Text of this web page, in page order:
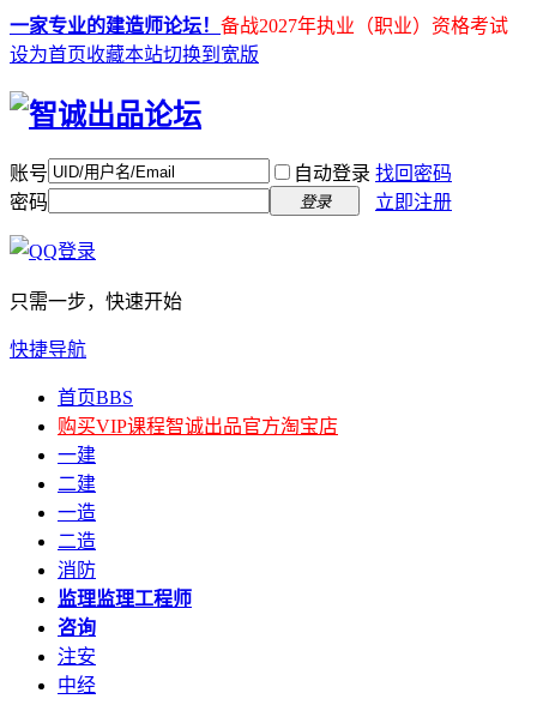
一家专业的建造师论坛！ 备战2027年执业（职业）资格考试
设为首页收藏本站切换到宽版
账号 自动登录 找回密码
密码
登录 立即注册
只需一步，快速开始
快捷导航
首页BBS
购买VIP课程智诚出品官方淘宝店
一建
二建
一造
二造
消防
监理监理工程师
咨询
注安
中经